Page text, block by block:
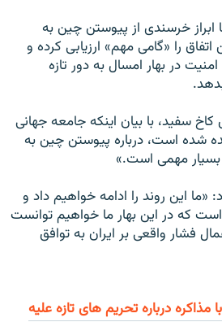
ابراز خرسندی از پیوستن چین به
اتفاق را «گامی مهم» ارزیابی کرده و
در بهار امسال به دور تازه
سفید، با بیان اینکه جامعه جهانی
شده است، درباره پیوستن چین به
مهمی است.»
این روند را ادامه خواهیم داد و
که در این بهار ما خواهیم توانست
فشار واقعی بر ایران به توافق
درباره تحریم های تازه علیه